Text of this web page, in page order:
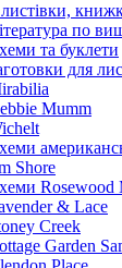
по
та буклети
для
Mumm
Shore
Rosewood
& Lace
Creek
Garden